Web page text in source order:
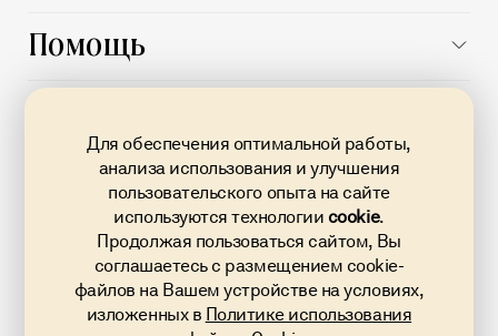
Для обеспечения оптимальной работы,
анализа использования и улучшения
пользовательского опыта на сайте
используются технологии cookie.
Продолжая пользоваться сайтом, Вы
соглашаетесь с размещением cookie-
файлов на Вашем устройстве на условиях,
изложенных в Политике использования
Подготовка документации
гарантия
Кредит на исполнение контракта по 223-ФЗ
Тендерное сопровождение
Помощь
База знаний
Документы
Карта сайта
Контакты
8 800 707 02 23
Звонок по России бесплатный
info@torgi223.ru